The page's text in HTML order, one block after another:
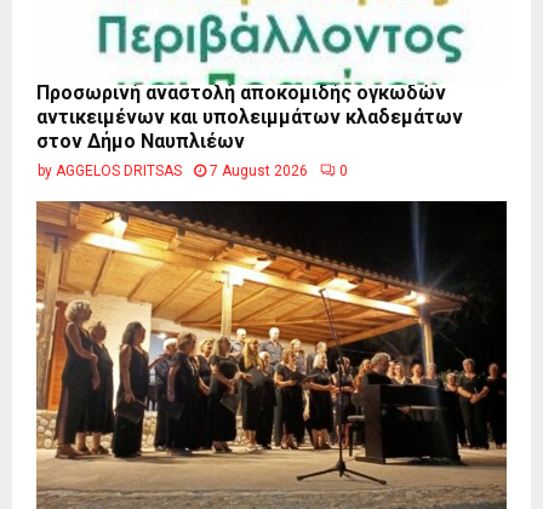
Προσωρινή αναστολή αποκομιδής ογκωδών
αντικειμένων και υπολειμμάτων κλαδεμάτων
στον Δήμο Ναυπλιέων
by AGGELOS DRITSAS 7 August 2026 0